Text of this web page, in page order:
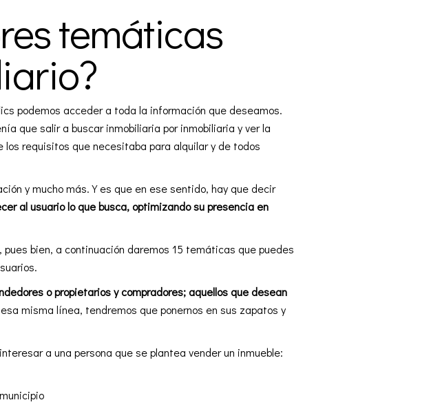
temáticas
podemos acceder a toda la información que deseamos.
que salir a buscarinmobiliaria por inmobiliaria y ver la
requisitos que necesitaba para alquilar y de todos
y mucho más. Y es que en ese sentido, hay que decir
al usuario lo que busca, optimizando su presencia en
bien, a continuación daremos 15 temáticas que puedes
o propietarios y compradores; aquellos que desean
misma línea, tendremos que ponernos en sus zapatos y
a una persona que se plantea vender un inmueble: